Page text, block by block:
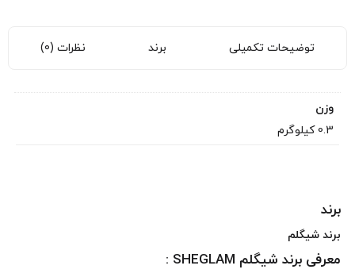
توضیحات تکمیلی برند نظرات (0)
وزن
0.3 کیلوگرم
برند
برند شیگلم
معرفی برند شیگلم SHEGLAM :